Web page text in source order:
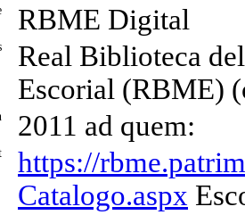
RBME Digital
Real Biblioteca
Escorial (RBME)
2011 ad quem:
https://
Catalogo.aspx